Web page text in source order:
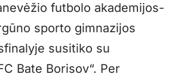
futbolo akademijos-
sporto gimnazijos
susitiko su
Bate Borisov“. Per